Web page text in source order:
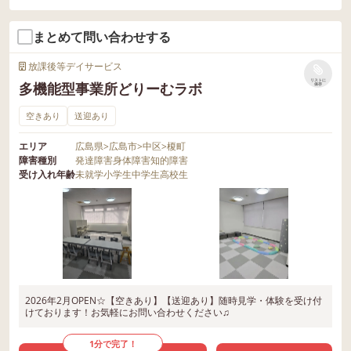
まとめて問い合わせする
放課後等デイサービス
多機能型事業所どりーむラボ
リストに
保存
空きあり 送迎あり
エリア 広島県>広島市>中区>榎町
障害種別
発達障害身体障害知的障害
受け入れ年齢未就学小学生中学生高校生
2026年2月OPEN☆【空きあり】【送迎あり】随時見学・体験を受け付
けております！お気軽にお問い合わせください♫
1分で完了！